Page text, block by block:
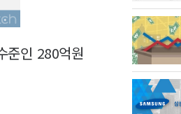
준인 280억원